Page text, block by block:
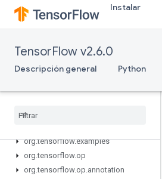
Instalar
TensorFlow v2.6.0
Descripción general Python
Tensor
org.tensorflow.examples
org.tensorflow.op
org.tensorflow.op.annotation